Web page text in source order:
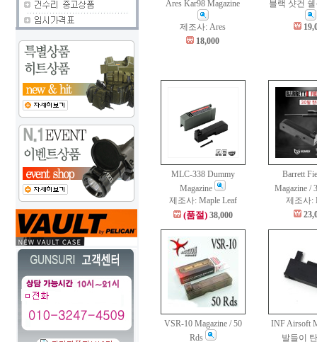
Ares Kar98 Magazine
제조사: Ares
18,000
블랙 샷건
MLC-338 Dummy
Magazine
제조사: Maple Leaf
(품절) 38,000
Barrett
Magazine /
제조사:
VSR-10 Magazine / 50
Rds
INF Airsoft
발들이